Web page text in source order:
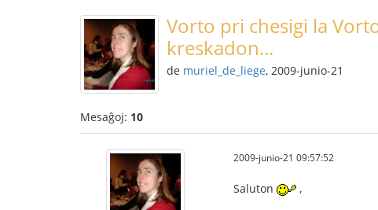
Vorto pri chesigi la
kreskadon...
de muriel_de_liege, 2009-junio-21
Mesaĝoj: 10
2009-junio-21 09:57:52
Saluton ,